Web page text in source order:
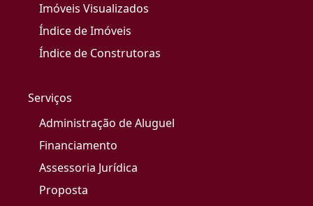
Imóveis Visualizados
Índice de Imóveis
Índice de Construtoras
Serviços
Administração de Aluguel
Financiamento
Assessoria Jurídica
Proposta